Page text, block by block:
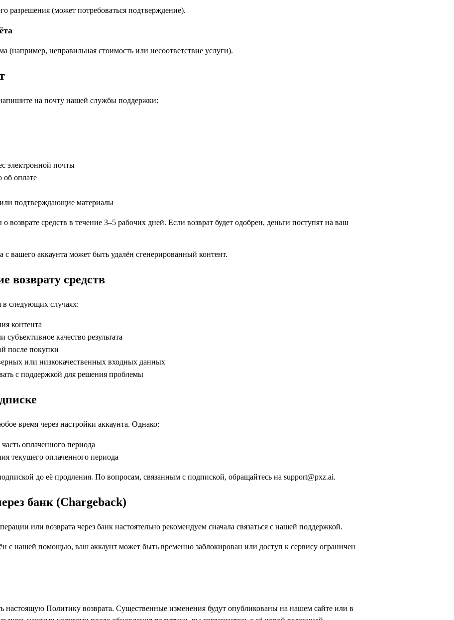
разрешения (может потребоваться подтверждение).
(например, неправильная стоимость или несоответствие услуги).
на почту нашей службы поддержки:
электронной почты
оплате
подтверждающие материалы
возврате средств в течение 3–5 рабочих дней. Если возврат будет одобрен, деньги поступят на ваш
с вашего аккаунта может быть удалён сгенерированный контент.
возврату средств
в следующих случаях:
контента
качество результата
после покупки
или низкокачественных входных данных
с поддержкой для решения проблемы
время через настройки аккаунта. Однако:
оплаченного периода
текущего оплаченного периода
до её продления. По вопросам, связанным с подпиской, обращайтесь на support@pxz.ai.
банк (Chargeback)
или возврата через банк настоятельно рекомендуем сначала связаться с нашей поддержкой.
с нашей помощью, ваш аккаунт может быть временно заблокирован или доступ к сервису ограничен
Политику возврата. Существенные изменения будут опубликованы на нашем сайте или в